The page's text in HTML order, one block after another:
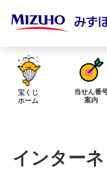
み
当せん金の受取
宝くじ
ホーム
当せん番
案内
インター